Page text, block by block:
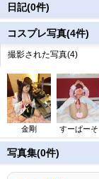
日記(0件)
コスプレ写真(4件)
撮影された写真(4)
金剛 すーぱーそ
写真集(0件)